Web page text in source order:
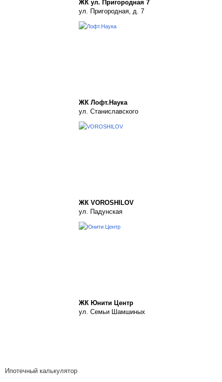
ЖК ул. Пригородная 7
ул. Пригородная, д. 7
ЖК Лофт.Наука
ул. Станиславского
ЖК VOROSHILOV
ул. Падунская
ЖК Юнити Центр
ул. Семьи Шамшиных
Ипотечный калькулятор